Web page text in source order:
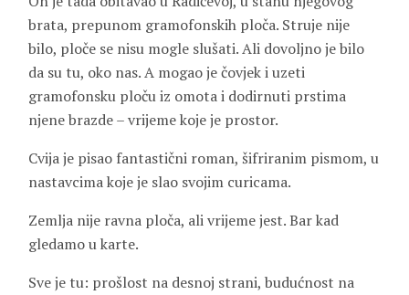
brata, prepunom gramofonskih ploča. Struje nije
bilo, ploče se nisu mogle slušati. Ali dovoljno je bilo
da su tu, oko nas. A mogao je čovjek i uzeti
gramofonsku ploču iz omota i dodirnuti prstima
njene brazde – vrijeme koje je prostor.
Cvija je pisao fantastični roman, šifriranim pismom, u
nastavcima koje je slao svojim curicama.
Zemlja nije ravna ploča, ali vrijeme jest. Bar kad
gledamo u karte.
Sve je tu: prošlost na desnoj strani, budućnost na